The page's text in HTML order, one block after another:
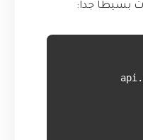
بسيطاً جداً: